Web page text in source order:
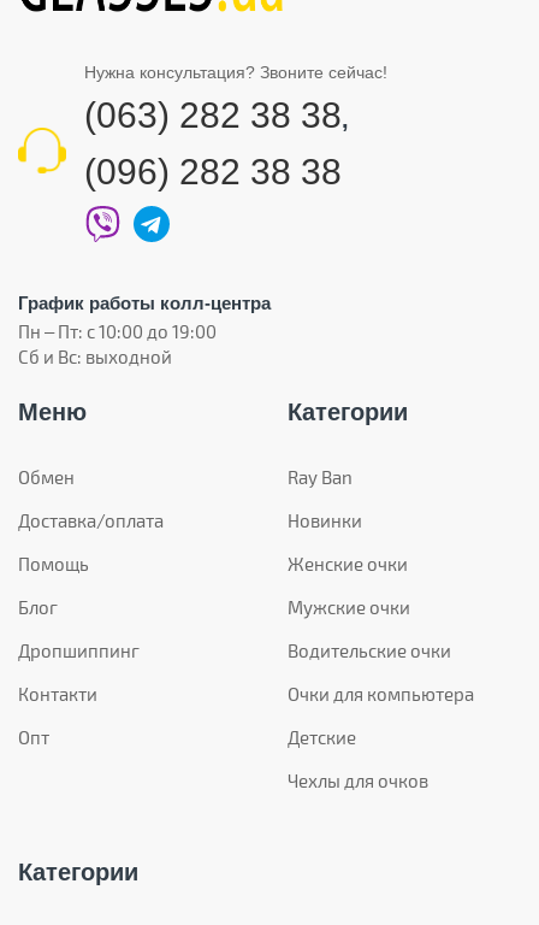
Нужна консультация? Звоните сейчас!
(063) 282 38 38,
(096) 282 38 38
График работы колл-центра
Пн – Пт: с 10:00 до 19:00
Сб и Вс: выходной
Меню
Обмен
Доставка/оплата
Помощь
Блог
Дропшиппинг
Контакти
Опт
Категории
Ray Ban
Новинки
Женские очки
Мужские очки
Водительские очки
Очки для компьютера
Детские
Чехлы для очков
Категории